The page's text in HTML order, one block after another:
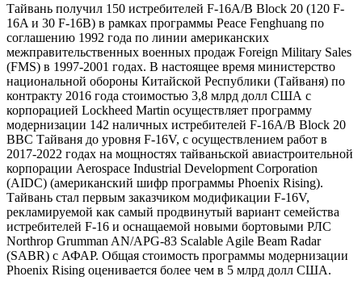
Тайвань получил 150 истребителей F-16A/B Block 20 (120 F-
16A и 30 F-16B) в рамках программы Peace Fenghuang по
соглашению 1992 года по линии американских
межправительственных военных продаж Foreign Military Sales
(FMS) в 1997-2001 годах. В настоящее время министерство
национальной обороны Китайской Республики (Тайваня) по
контракту 2016 года стоимостью 3,8 млрд долл США с
корпорацией Lockheed Martin осуществляет программу
модернизации 142 наличных истребителей F-16A/B Block 20
ВВС Тайваня до уровня F-16V, с осуществлением работ в
2017-2022 годах на мощностях тайваньской авиастроительной
корпорации Aerospace Industrial Development Corporation
(AIDC) (американский шифр программы Phoenix Rising).
Тайвань стал первым заказчиком модификации F-16V,
рекламируемой как самый продвинутый вариант семейства
истребителей F-16 и оснащаемой новыми бортовыми РЛС
Northrop Grumman AN/APG-83 Scalable Agile Beam Radar
(SABR) с АФАР. Общая стоимость программы модернизации
Phoenix Rising оценивается более чем в 5 млрд долл США.